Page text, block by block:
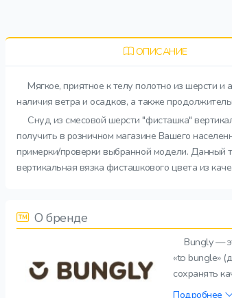
ОПИСАНИЕ
Мягкое, приятное к телу полотно из шерсти
наличия ветра и осадков, а также
Снуд из смесовой шерсти "фисташка"
получить в розничном магазине Вашего
примерки/проверки выбранной модели. Данный
вертикальная вязка фисташкового цвета из
О бренде
Bungly —
«to bungle»
сохранять
Подробнее